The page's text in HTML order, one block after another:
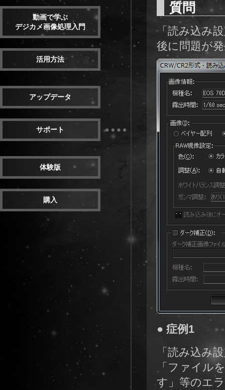
動画で学ぶ
デジカメ画像処理入門
活用方法
アップデータ
サポート
体験版
購入
質問
「読み込み
後に問題が
● 症例1
「読み込み
「ファイル
す」等のエ